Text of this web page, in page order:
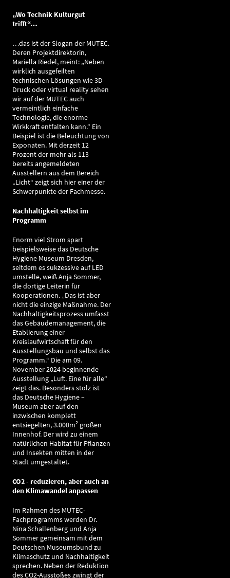
„Wo Technik Kulturgut
trifft“…
…das ist der Slogan der MUTEC.
Deren Projektdirektorin,
Mariella Riedel, meint: „Neben
wirklich ausgefeilten
technischen Lösungen wie 3D-
Druck oder virtual reality sehen
wir auf der MUTEC auch
vermeintlich einfache
Technologie, die enorme
Wirkkraft entfalten kann.“ Ein
Beispiel ist die Beleuchtung von
Exponaten. Mit derzeit 12
Prozent der mehr als 113
bereits angemeldeten
Ausstellern aus dem Bereich
„Licht“ zeigt sich hier einer der
Schwerpunkte der Fachmesse.
Nachhaltigkeit selbst im
Programm
Enorm viel Strom spart
beispielsweise das Deutsche
Hygiene Museum Dresden,
seitdem es sukzessive auf LED
umstelle, weiß Anja Sommer,
die dortige Leiterin für
Kooperationen. „Das ist aber
nicht die einzige Maßnahme. Der
Nachhaltigkeitsprozess umfasst
das Gebäudemanagement, die
Etablierung einer
Kreislaufwirtschaft für den
Ausstellungsbau und selbst das
Programm.“ Die am 09.
November 2024 beginnende
Ausstellung „Luft. Eine für alle“
zeigt das. Besonders stolz ist
das Deutsche Hygiene –
Museum aber auf den
inzwischen komplett
entsiegelten, 3.000m² großen
Innenhof. Der wird zu einem
natürlichen Habitat für Pflanzen
und Insekten mitten in der
Stadt umgestaltet.
CO2 - reduzieren, aber auch an
den Klimawandel anpassen
Im Rahmen des MUTEC-
Fachprogramms werden Dr.
Nina Schallenberg und Anja
Sommer gemeinsam mit dem
Deutschen Museumsbund zu
Klimaschutz und Nachhaltigkeit
sprechen. Neben der Reduktion
des CO2-Ausstoßes zwingt der